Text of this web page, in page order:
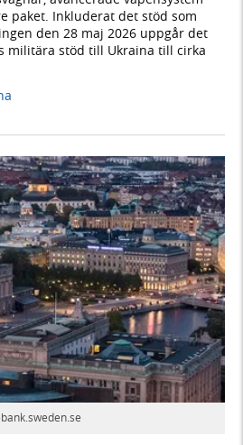
paket. Inkluderat det stöd som
den 28 maj 2026 uppgår det
militära stöd till Ukraina till cirka